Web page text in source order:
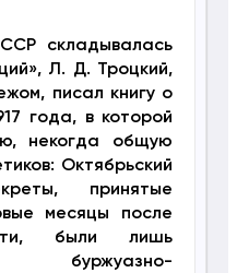
складывалась
Л. Д. Троцкий,
писал книгу о
года, в которой
некогда общую
Октябрьский
принятые
месяцы после
были лишь
буржуазно-